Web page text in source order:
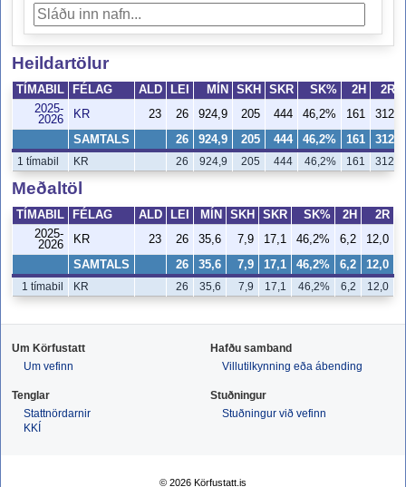
Heildartölur
TÍMABIL FÉLAG ALD LEI MÍN SKH SKR SK% 2H
2R
2025-
2026
KR 23 26 924,9 205 444 46,2% 161 312
SAMTALS 26 924,9 205 444 46,2% 161 312
1 tímabil KR 26 924,9 205 444 46,2% 161 312
Meðaltöl
TÍMABIL FÉLAG ALD LEI MÍN SKH SKR SK% 2H
2R
2025-
2026
KR 23 26 35,6 7,9 17,1 46,2% 6,2 12,0
SAMTALS 26 35,6 7,9 17,1 46,2% 6,2 12,0
1 tímabil KR 26 35,6 7,9 17,1 46,2% 6,2 12,0
Um Körfustatt
Um vefinn
Hafðu samband
Villutilkynning eða ábending
Tenglar
Stattnördarnir
KKÍ
Stuðningur
Stuðningur við vefinn
© 2026 Körfustatt.is